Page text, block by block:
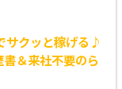
サクッと稼げる♪
＆来社不要のら